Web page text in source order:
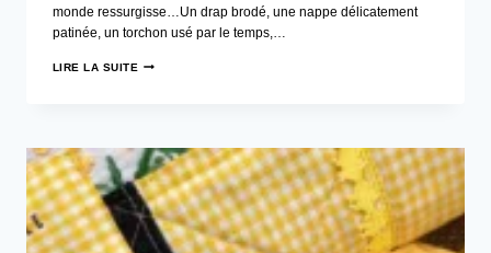
monde ressurgisse…Un drap brodé, une nappe délicatement
patinée, un torchon usé par le temps,…
LIRE LA SUITE QUE
ANCIEN?
REDONNER
VIE
À
DES
TRÉSORS
OUBLIÉS